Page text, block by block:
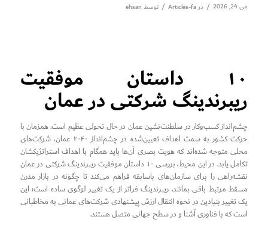
می 24, 2026 / درArticles-fa
/ توسط ehsan
۱۰ داستان موفقیت
ریبرندینگ شرکتی در عمان
چشم‌انداز کسب‌وکار در سلطنت‌نشین عمان در حال تحولی عظیم است. همزمان با
حرکت کشور به سمت اهداف تعیین‌شده در چشم‌انداز ۲۰۴۰ عمان، شرکت‌های
محلی متوجه شده‌اند که هویت بصری آن‌ها باید همگام با اهداف استراتژیکشان
تکامل یابد. در این محیط، بررسی ۱۰ داستان موفقیت ریبرندینگ شرکتی در عمان
نقشه‌راهی را برای سازمان‌های باسابقه فراهم می‌کند تا چگونه در بازار مدرن
مسقط مرتبط باقی بمانند. ریبرندینگ فراتر از یک تغییر لوگوی ساده است؛ این
یک تغییر بنیادین در نحوه انتقال ارزش پیشنهادی شرکت‌های عمانی به مخاطبانی
است که با فناوری آشنا و در سطح جهانی متصل هستند.